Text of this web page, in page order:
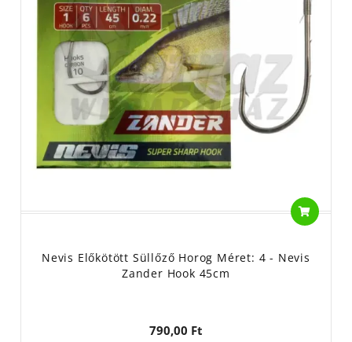
Nevis Előkötött Süllőző Horog Méret: 4 - Nevis
Zander Hook 45cm
790,00 Ft